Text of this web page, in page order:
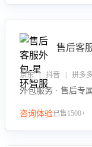
售后客
京东 | 抖音 | 拼多
外包服务 · 售后专
咨询体验已售1500+